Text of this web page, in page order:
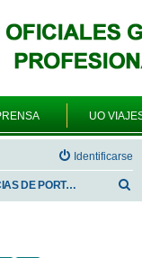
UO
Identificarse
NOTICIAS DE PORTADA